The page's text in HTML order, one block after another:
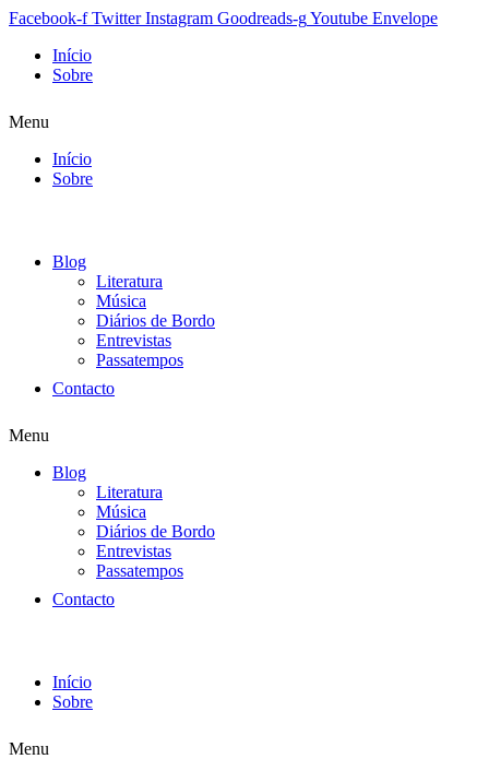
Facebook-f Twitter Instagram Goodreads-gYoutube Envelope
Início
Sobre
Menu
Início
Sobre
Blog
Literatura
Música
Diários de Bordo
Entrevistas
Passatempos
Contacto
Menu
Blog
Literatura
Música
Diários de Bordo
Entrevistas
Passatempos
Contacto
Início
Sobre
Menu